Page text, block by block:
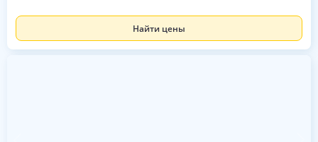
Найти цены